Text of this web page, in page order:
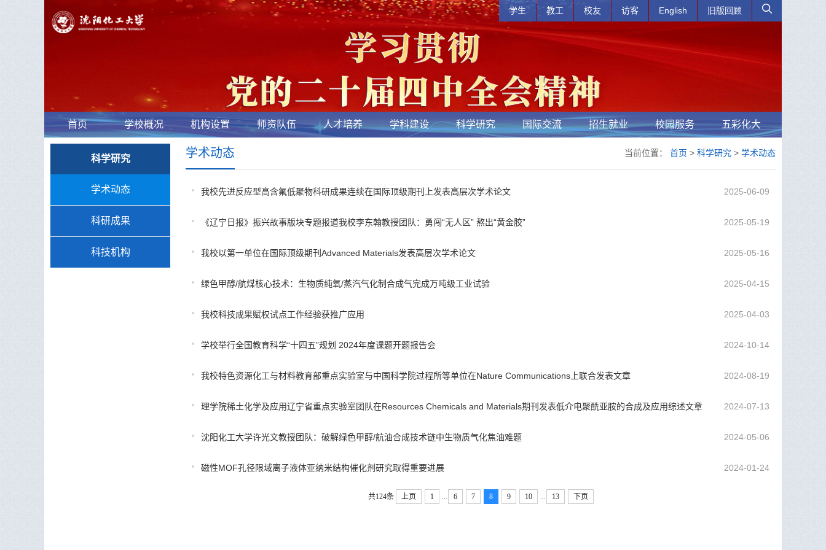
学生 教工 校友 访客 English 旧版回顾
首页 学校概况 机构设置 师资队伍 人才培养 学科建设 科学研究 国际交流 招生就业 校园服务 五彩化大
科学研究
学术动态
科研成果
科技机构
学术动态 当前位置： 首页 > 科学研究 > 学术动态
我校先进反应型高含氟低聚物科研成果连续在国际顶级期刊上发表高层次学术论文 2025-06-09
《辽宁日报》振兴故事版块专题报道我校李东翰教授团队：勇闯“无人区” 熬出“黄金胶” 2025-05-19
我校以第一单位在国际顶级期刊Advanced Materials发表高层次学术论文 2025-05-16
绿色甲醇/航煤核心技术：生物质纯氧/蒸汽气化制合成气完成万吨级工业试验 2025-04-15
我校科技成果赋权试点工作经验获推广应用 2025-04-03
学校举行全国教育科学“十四五”规划 2024年度课题开题报告会 2024-10-14
我校特色资源化工与材料教育部重点实验室与中国科学院过程所等单位在Nature Communications上联合发表文章 2024-08-19
理学院稀土化学及应用辽宁省重点实验室团队在Resources Chemicals and Materials期刊发表低介电聚酰亚胺的合成及应用综述文章 2024-07-13
沈阳化工大学许光文教授团队：破解绿色甲醇/航油合成技术链中生物质气化焦油难题 2024-05-06
磁性MOF孔径限域离子液体亚纳米结构催化剂研究取得重要进展 2024-01-24
共124条 上页 1 6 7 8 9 10 13 下页